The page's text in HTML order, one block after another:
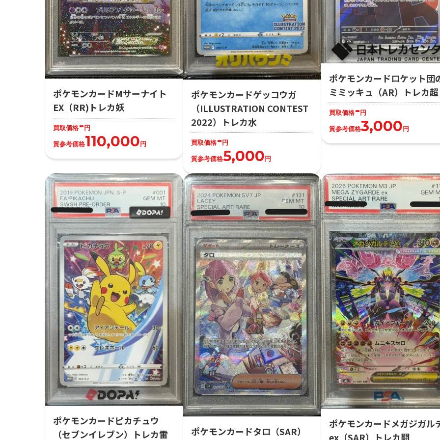
ポケモンカードMサーナイト
EX（RR)トレカ妖
買取価格-円
質参考価格110,000円
ポケモンカードゲッコウガ
（ILLUSTRATION CONTEST
2022）トレカ水
買取価格-円
質参考価格5,000円
ポケモンカードロケット団
ミミッキュ（AR）トレカ超
買取価格-円
質参考価格3,000円
ポケモンカードピカチュウ
（セブンイレブン）トレカ雷
ポケモンカードタロ（SAR）
ポケモンカードメガジガル
ex（SAR）トレカ闘